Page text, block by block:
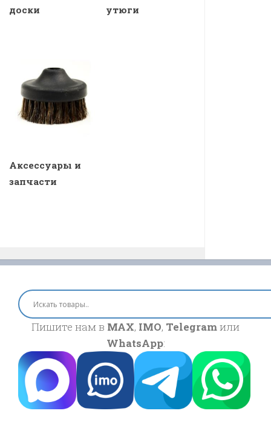
доски
утюги
Аксессуары и
запчасти
Пишите нам в MAX, IMO, Telegramили
WhatsApp: